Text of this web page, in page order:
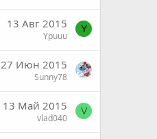
13 Авг 2015
Ypuuu
Y
27 Июн 2015
Sunny78
13 Май 2015
vlad040
V